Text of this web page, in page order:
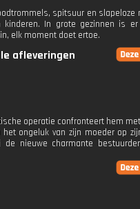
spitsuur en slapeloze
In grote gezinnen is
elk moment doet ertoe.
afleveringen
operatie confronteert hem
ongeluk van zijn moeder op
nieuwe charmante